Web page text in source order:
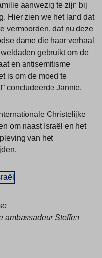
aanwezig te zijn bij
Hier zien we het land dat
vermoorden, dat nu deze
dame die haar verhaal
gebruikt om de
en antisemitisme
is om de moed te
concludeerde Jannie.
Christelijke
om naast Israël en het
van het
ambassadeur Steffen